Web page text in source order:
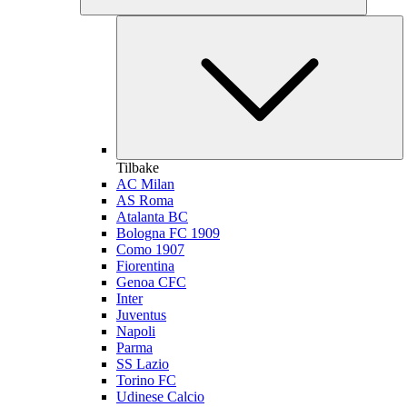
Tilbake
AC Milan
AS Roma
Atalanta BC
Bologna FC 1909
Como 1907
Fiorentina
Genoa CFC
Inter
Juventus
Napoli
Parma
SS Lazio
Torino FC
Udinese Calcio